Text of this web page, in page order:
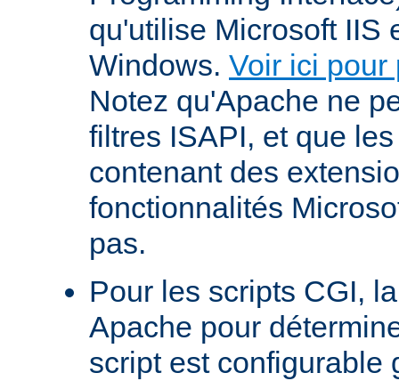
qu'utilise Microsoft IIS
Windows. Voir ici pour
Notez qu'Apache ne
filtres ISAPI, et que
contenant des
fonctionnalités
pas.
Pour les scripts CGI,
Apache pour
script est configurable